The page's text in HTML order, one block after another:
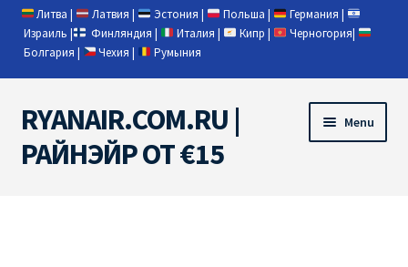
Литва | Латвия | Эстония | Польша | Германия |
Израиль | Финляндия | Италия | Кипр | Черногория|
Болгария | Чехия | Румыния
Skip
to
navigation
Skip
to
content
RYANAIR.COM.RU |
РАЙНЭЙР ОТ €15
Menu